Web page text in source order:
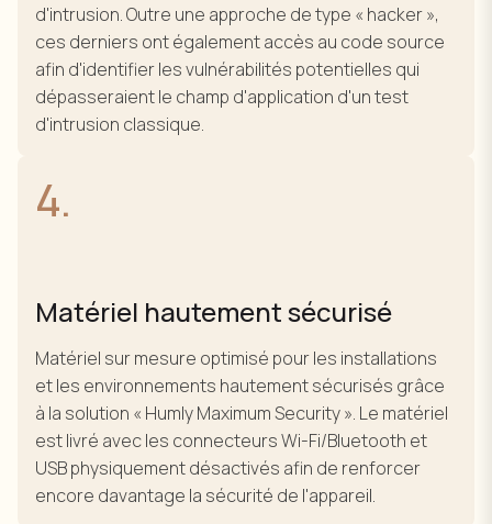
d'intrusion. Outre une approche de type « hacker »,
ces derniers ont également accès au code source
afin d'identifier les vulnérabilités potentielles qui
dépasseraient le champ d'application d'un test
d'intrusion classique.
4.
Matériel hautement sécurisé
Matériel sur mesure optimisé pour les installations
et les environnements hautement sécurisés grâce
à la solution « Humly Maximum Security ». Le matériel
est livré avec les connecteurs Wi-Fi/Bluetooth et
USB physiquement désactivés afin de renforcer
encore davantage la sécurité de l'appareil.